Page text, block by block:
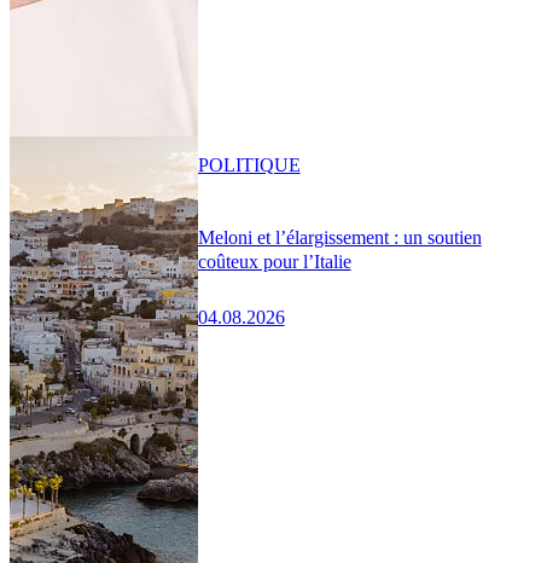
Meloni et l’élargissement : un soutien
coûteux pour l’Italie
04.08.2026
POLITIQUE